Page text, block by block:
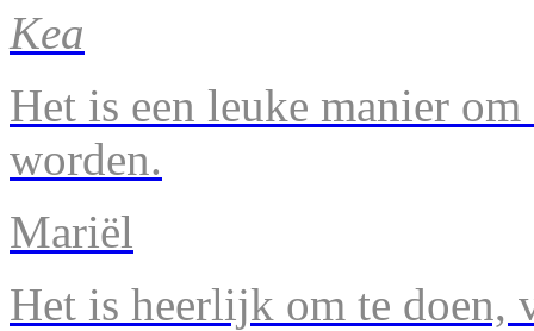
Kea
Het is een leuke manier
worden.
Mariël
Het is heerlijk om te doen,